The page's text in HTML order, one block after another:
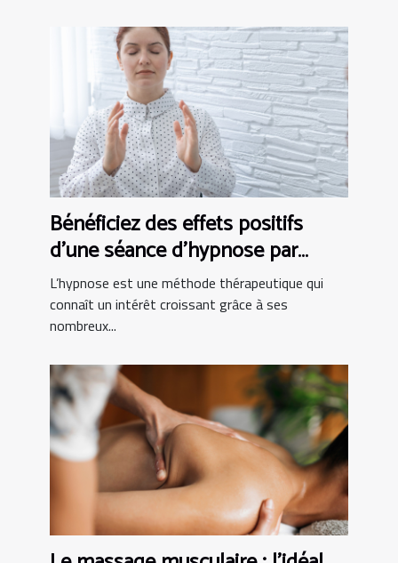
Bénéficiez des effets positifs
d’une séance d’hypnose par
vidéo avec Esprit Libre 64
L’hypnose est une méthode thérapeutique qui
connaît un intérêt croissant grâce à ses
nombreux...